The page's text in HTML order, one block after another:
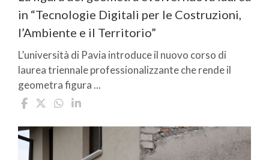
in “Tecnologie Digitali per le Costruzioni,
l’Ambiente e il Territorio”
L’università di Pavia introduce il nuovo corso di
laurea triennale professionalizzante che rende il
geometra figura ...